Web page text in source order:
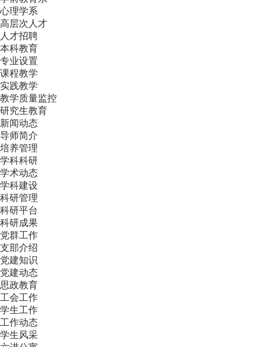
心理学系
高层次人才
人才招聘
本科教育
专业设置
课程教学
实践教学
教学质量监控
研究生教育
新闻动态
导师简介
培养管理
学科科研
学术动态
学科建设
科研管理
科研平台
科研成果
党群工作
支部介绍
党建知识
党建动态
思政教育
工会工作
学生工作
工作动态
学生风采